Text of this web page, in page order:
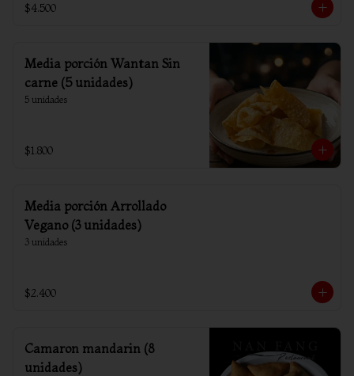
$4.500
Media porción Wantan Sin
carne (5 unidades)
5 unidades
$1.800
Media porción Arrollado
Vegano (3 unidades)
3 unidades
$2.400
Camaron mandarin (8
unidades)